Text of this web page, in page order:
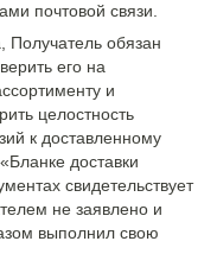
почтовой связи.
Получатель обязан
его на
и
целостность
к доставленному
доставки
свидетельствует
не заявлено и
выполнил свою